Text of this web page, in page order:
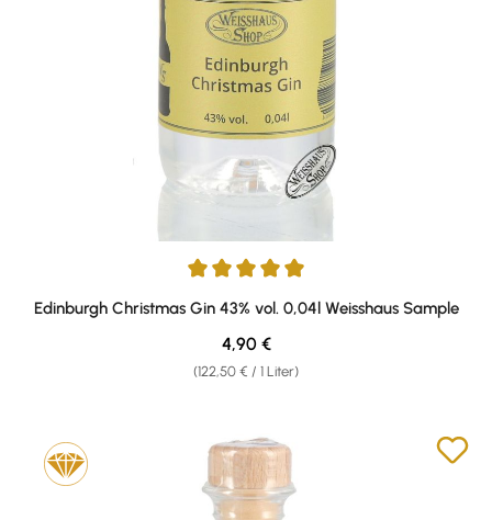
Durchschnittliche Bewertung von 5 von 5 Sternen
Edinburgh Christmas Gin 43% vol. 0,04l Weisshaus Sample
(122,50 € / 1 Liter)
Regulärer Preis:
4,90 €